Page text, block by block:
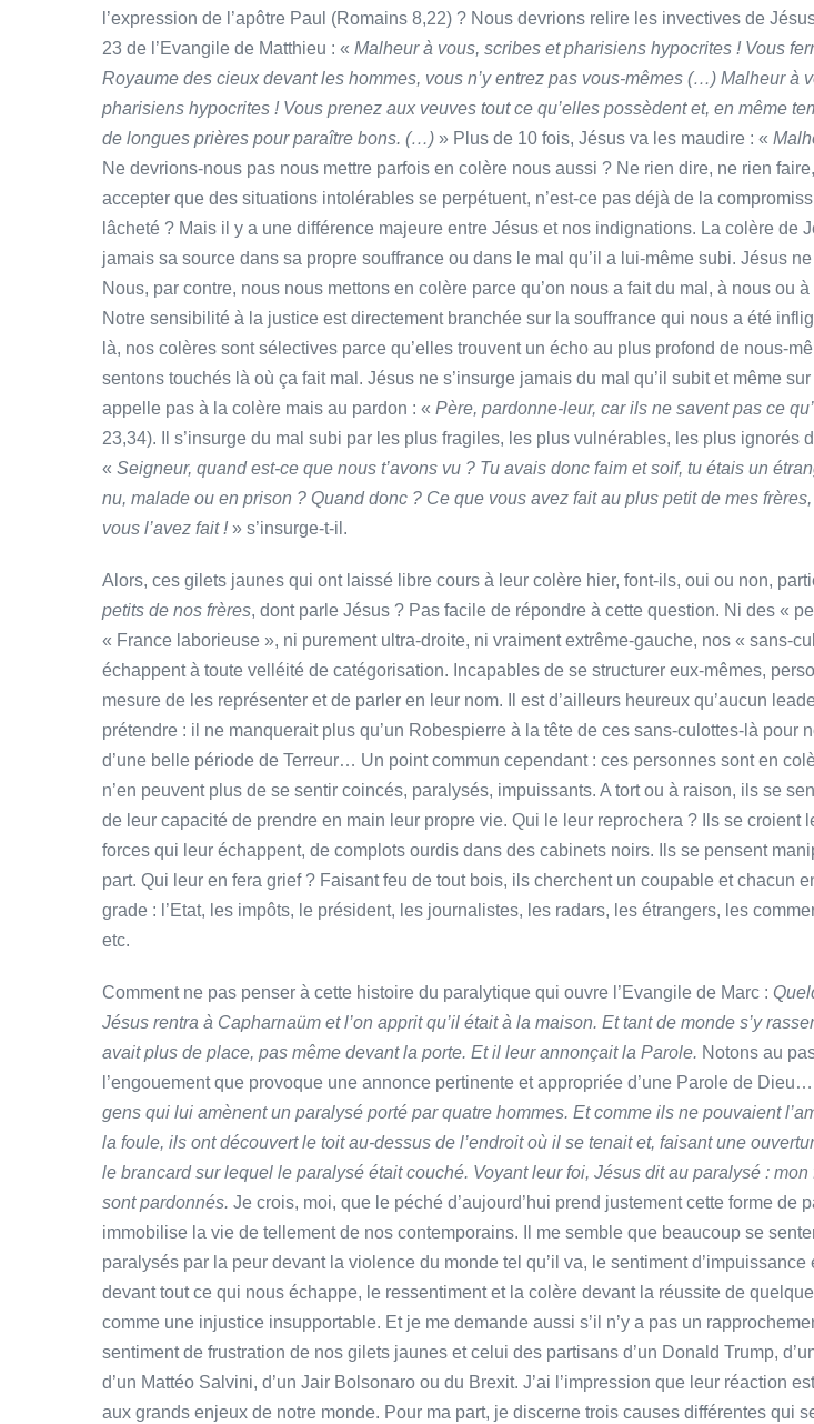
l’expression de l’apôtre Paul (Romains 8,22) ? Nous devrions relire les invectives de
23 de l’Evangile de Matthieu : « Malheur à vous, scribes et pharisiens hypocrites ! Vous
Royaume des cieux devant les hommes, vous n’y entrez pas vous-mêmes (…) Malheur à
pharisiens hypocrites ! Vous prenez aux veuves tout ce qu’elles possèdent et, en même
de longues prières pour paraître bons. (…) » Plus de 10 fois, Jésus va les maudire : «
Ne devrions-nous pas nous mettre parfois en colère nous aussi ? Ne rien dire, ne rien
accepter que des situations intolérables se perpétuent, n’est-ce pas déjà de la
lâcheté ? Mais il y a une différence majeure entre Jésus et nos indignations. La colère de
jamais sa source dans sa propre souffrance ou dans le mal qu’il a lui-même subi. Jésus
Nous, par contre, nous nous mettons en colère parce qu’on nous a fait du mal, à nous ou
Notre sensibilité à la justice est directement branchée sur la souffrance qui nous a été
là, nos colères sont sélectives parce qu’elles trouvent un écho au plus profond de nous-
sentons touchés là où ça fait mal. Jésus ne s’insurge jamais du mal qu’il subit et même sur
appelle pas à la colère mais au pardon : « Père, pardonne-leur, car ils ne savent pas ce
23,34). Il s’insurge du mal subi par les plus fragiles, les plus vulnérables, les plus ignorés
« Seigneur, quand est-ce que nous t’avons vu ? Tu avais donc faim et soif, tu étais un
nu, malade ou en prison ? Quand donc ? Ce que vous avez fait au plus petit de mes frères,
vous l’avez fait !» s’insurge-t-il.
Alors, ces gilets jaunes qui ont laissé libre cours à leur colère hier, font-ils, oui ou non,
petits de nos frères, dont parle Jésus ? Pas facile de répondre à cette question. Ni des «
« France laborieuse », ni purement ultra-droite, ni vraiment extrême-gauche, nos « sans-
échappent à toute velléité de catégorisation. Incapables de se structurer eux-mêmes,
mesure de les représenter et de parler en leur nom. Il est d’ailleurs heureux qu’aucun
prétendre : il ne manquerait plus qu’un Robespierre à la tête de ces sans-culottes-là pour
d’une belle période de Terreur… Un point commun cependant : ces personnes sont en
n’en peuvent plus de se sentir coincés, paralysés, impuissants. A tort ou à raison, ils se
de leur capacité de prendre en main leur propre vie. Qui le leur reprochera ? Ils se croient
forces qui leur échappent, de complots ourdis dans des cabinets noirs. Ils se pensent
part. Qui leur en fera grief ? Faisant feu de tout bois, ils cherchent un coupable et chacun
grade : l’Etat, les impôts, le président, les journalistes, les radars, les étrangers, les
etc.
Comment ne pas penser à cette histoire du paralytique qui ouvre l’Evangile de Marc :
Jésus rentra à Capharnaüm et l’on apprit qu’il était à la maison. Et tant de monde s’y
avait plus de place, pas même devant la porte. Et il leur annonçait la Parole. Notons au
l’engouement que provoque une annonce pertinente et appropriée d’une Parole de
gens qui lui amènent un paralysé porté par quatre hommes. Et comme ils ne pouvaient
la foule, ils ont découvert le toit au-dessus de l’endroit où il se tenait et, faisant une
le brancard sur lequel le paralysé était couché. Voyant leur foi, Jésus dit au paralysé : mon
sont pardonnés. Je crois, moi, que le péché d’aujourd’hui prend justement cette forme de
immobilise la vie de tellement de nos contemporains. Il me semble que beaucoup se
paralysés par la peur devant la violence du monde tel qu’il va, le sentiment d’impuissance
devant tout ce qui nous échappe, le ressentiment et la colère devant la réussite de
comme une injustice insupportable. Et je me demande aussi s’il n’y a pas un
sentiment de frustration de nos gilets jaunes et celui des partisans d’un Donald Trump,
d’un Mattéo Salvini, d’un Jair Bolsonaro ou du Brexit. J’ai l’impression que leur réaction
aux grands enjeux de notre monde. Pour ma part, je discerne trois causes différentes qui